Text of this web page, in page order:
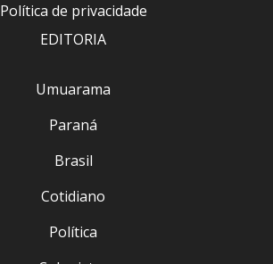
Política de privacidade
EDITORIA
Umuarama
Paraná
Brasil
Cotidiano
Política